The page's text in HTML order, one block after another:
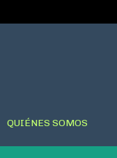
QUIÉNES SOMOS